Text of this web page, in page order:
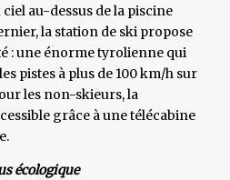
au-dessus de la piscine
la station de ski propose
: une énorme tyrolienne qui
pistes à plus de 100 km/h sur
les non-skieurs, la
grâce à une télécabine
écologique